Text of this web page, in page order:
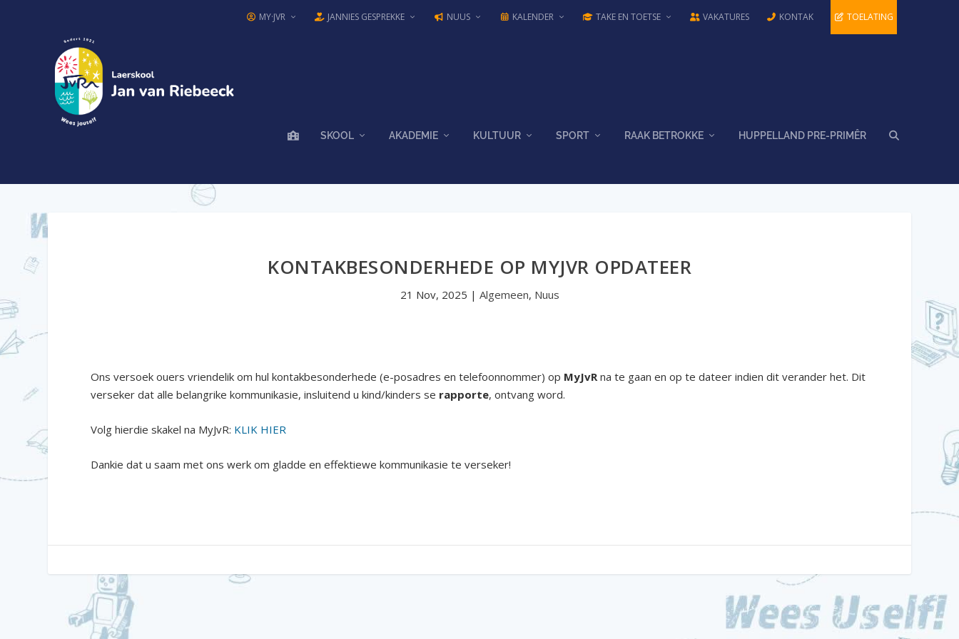
MY·JVR JANNIES GESPREKKE NUUS KALENDER TAKE EN TOETSE VAKATURES KONTAK TOELATING
SKOOL AKADEMIE KULTUUR SPORT RAAK BETROKKE HUPPELLAND PRE-PRIMÊR
KONTAKBESONDERHEDE OP MYJVR OPDATEER
21 Nov, 2025 | Algemeen, Nuus
Ons versoek ouers vriendelik om hul kontakbesonderhede (e-posadres en telefoonnommer) op MyJvRna te gaan en op te dateer indien dit verander het. Dit
verseker dat alle belangrike kommunikasie, insluitend u kind/kinders se rapporte, ontvang word.
Volg hierdie skakel na MyJvR: KLIK HIER
Dankie dat u saam met ons werk om gladde en effektiewe kommunikasie te verseker!